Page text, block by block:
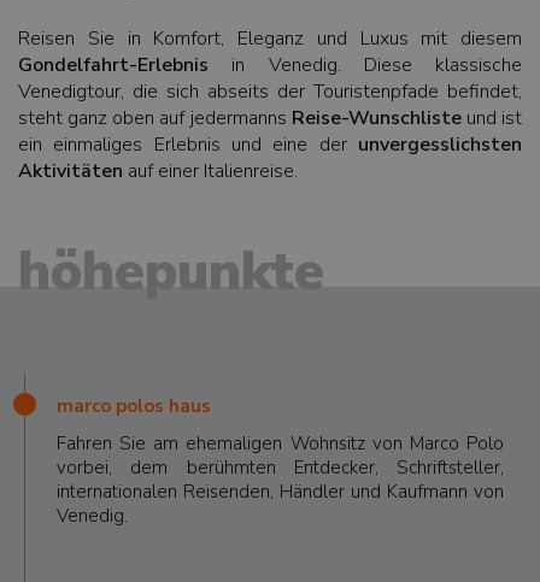
Reisen Sie in Komfort, Eleganz und Luxus mit diesem
Gondelfahrt-Erlebnis in Venedig. Diese klassische
Venedigtour, die sich abseits der Touristenpfade befindet,
steht ganz oben auf jedermanns Reise-Wunschlisteund ist
ein einmaliges Erlebnis und eine der unvergesslichsten
Aktivitäten auf einer Italienreise.
höhepunkte
marco polos haus
Fahren Sie am ehemaligen Wohnsitz von Marco Polo
vorbei, dem berühmten Entdecker, Schriftsteller,
internationalen Reisenden, Händler und Kaufmann von
Venedig.